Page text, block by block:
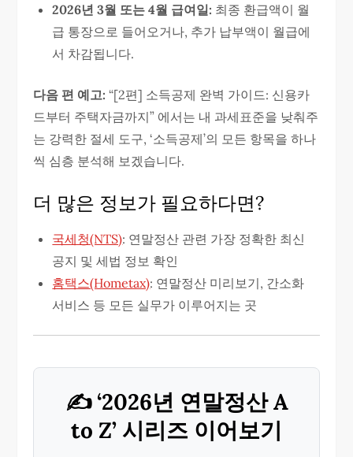
2026년 3월 또는 4월 급여일: 최종 환급액이 월
급 통장으로 들어오거나, 추가 납부액이 월급에
서 차감됩니다.
다음 편 예고: “[2편] 소득공제 완벽 가이드: 신용카
드부터 주택자금까지” 에서는 내 과세표준을 낮춰주
는 강력한 절세 도구, ‘소득공제’의 모든 항목을 하나
씩 심층 분석해 보겠습니다.
더 많은 정보가 필요하다면?
국세청(NTS): 연말정산 관련 가장 정확한 최신
공지 및 세법 정보 확인
홈택스(Hometax): 연말정산 미리보기, 간소화
서비스 등 모든 실무가 이루어지는 곳
✍️ ‘2026년 연말정산 A
to Z’ 시리즈 이어보기